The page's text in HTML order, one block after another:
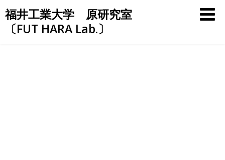
Skip
to
content
福井工業大学 原研究室
〔FUT HARA Lab.〕